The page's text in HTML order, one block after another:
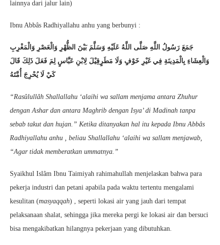
lainnya dari jalur lain)
Ibnu Abbâs Radhiyallahu anhu yang berbunyi :
جَمَعَ رَسُولُ اللَّهِ صَلَّى اللَّهُ عَلَيْهِ وَسَلَّمَ بَيْنَ الظُّهْرِ وَالْعَصْرِ وَالْمَغْرِبِ
وَالْعِشَاءِ بِالْمَدِينَةِ فِي غَيْرِ خَوْفٍ وَلَا مَطَرٍقِيْلَ لِابْنِ عَبَّاسٍ لِمَ فَعَلَ ذَلِكَ قَالَ
كَيْ لَا يُحْرِجَ أُمَّتَهُ
“Rasûlullâh Shallallahu ‘alaihi wa sallam menjama antara Zhuhur
dengan Ashar dan antara Maghrib dengan Isya’ di Madinah tanpa
sebab takut dan hujan.” Ketika ditanyakan hal itu kepada Ibnu Abbâs
Radhiyallahu anhu , beliau Shallallahu ‘alaihi wa sallam menjawab,
“Agar tidak memberatkan ummatnya.”
Syaikhul Islâm Ibnu Taimiyah rahimahullah menjelaskan bahwa para
pekerja industri dan petani apabila pada waktu tertentu mengalami
kesulitan (masyaqqah) , seperti lokasi air yang jauh dari tempat
pelaksanaan shalat, sehingga jika mereka pergi ke lokasi air dan bersuci
bisa mengakibatkan hilangnya pekerjaan yang dibutuhkan.